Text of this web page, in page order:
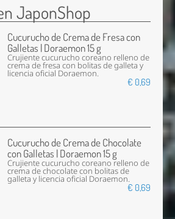
JaponShop
Cucurucho de Crema de Fresa con
Galletas | Doraemon 15 g
Crujiente cucurucho coreano relleno de
crema de fresa con bolitas de galleta y
licencia oficial Doraemon.
€ 0,69
Cucurucho de Crema de Chocolate
con Galletas | Doraemon 15 g
Crujiente cucurucho coreano relleno de
crema de chocolate con bolitas de
galleta y licencia oficial Doraemon.
€ 0,69